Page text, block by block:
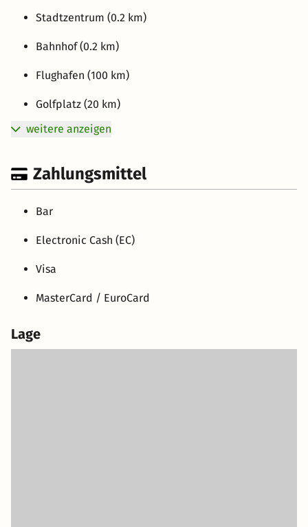
Stadtzentrum (0.2 km)
Bahnhof (0.2 km)
Flughafen (100 km)
Golfplatz (20 km)
weitere anzeigen
Zahlungsmittel
Bar
Electronic Cash (EC)
Visa
MasterCard / EuroCard
Lage